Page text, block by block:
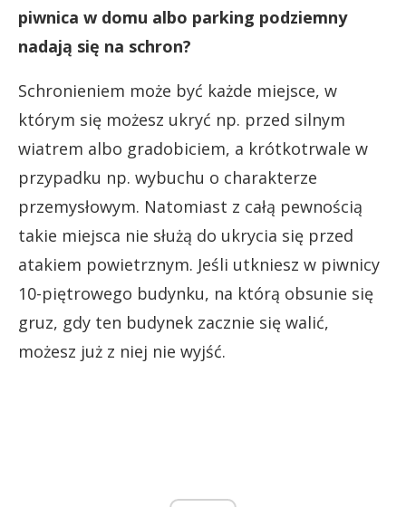
piwnica w domu albo parking podziemny
nadają się na schron?
Schronieniem może być każde miejsce, w
którym się możesz ukryć np. przed silnym
wiatrem albo gradobiciem, a krótkotrwale w
przypadku np. wybuchu o charakterze
przemysłowym. Natomiast z całą pewnością
takie miejsca nie służą do ukrycia się przed
atakiem powietrznym. Jeśli utkniesz w piwnicy
10-piętrowego budynku, na którą obsunie się
gruz, gdy ten budynek zacznie się walić,
możesz już z niej nie wyjść.